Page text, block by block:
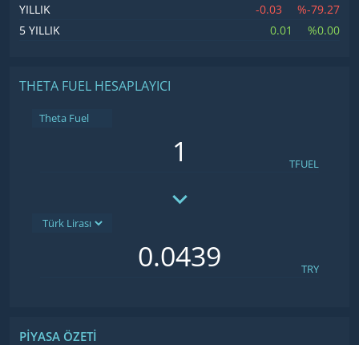
YILLIK
-0.03
%-79.27
5 YILLIK
0.01 %0.00
THETA FUEL HESAPLAYICI
Theta Fuel
TFUEL
TRY
PIYASA ÖZETI